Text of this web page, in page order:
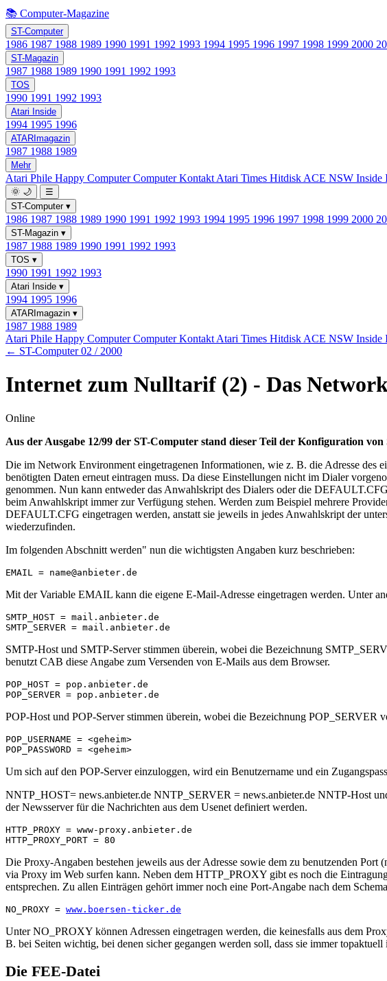
📚 Computer-Magazine
ST-Computer
1986 1987 1988 1989 1990 1991 1992 1993 1994 1995 1996 1997 1998 1999 2000
ST-Magazin
1987 1988 1989 1990 1991 1992 1993
TOS
1990 1991 1992 1993
Atari Inside
1994 1995 1996
ATARImagazin
1987 1988 1989
Mehr
Atari Phile Happy ComputerComputer Kontakt Atari Times Hitdisk ACE NSW Inside
🌞 🌙
☰
ST-Computer ▾
1986 1987 1988 1989 1990 1991 1992 1993 1994 1995 1996 1997 1998 1999 2000
ST-Magazin ▾
1987 1988 1989 1990 1991 1992 1993
TOS ▾
1990 1991 1992 1993
Atari Inside ▾
1994 1995 1996
ATARImagazin ▾
1987 1988 1989
Atari Phile Happy ComputerComputer Kontakt Atari Times Hitdisk ACE NSW Inside
← ST-Computer 02 / 2000
Internet zum Nulltarif (2) - Das
Online
Aus der Ausgabe 12/99 der ST-Computer stand dieser Teil der Konfiguration von
Die im Network Environment eingetragenen Informationen, wie z. B. die Adresse des
benötigten Daten erneut eintragen muss. Da diese Einstellungen nicht im Dialer
genommen. Nun kann entweder das Anwahlskript des Dialers oder die
beim Anwahlskript immer zur Verfügung stehen. Werden zum Beispiel mehrere
DEFAULT.CFG eingetragen werden, anstatt sie jeweils in jedes Anwahlskript der
wiederzufinden.
Im folgenden Abschnitt werden" nun die wichtigsten Angaben kurz beschrieben:
Mit der Variable EMAIL kann die eigene E-Mail-Adresse eingetragen werden. Unter
SMTP_HOST = mail.anbieter.de
SMTP-Host und SMTP-Server stimmen überein, wobei die Bezeichnung
benutzt CAB diese Angabe zum Versenden von E-Mails aus dem Browser.
POP_HOST = pop.anbieter.de
POP-Host und POP-Server stimmen überein, wobei die Bezeichnung
POP_USERNAME = <geheim>
Um sich auf den POP-Server einzuloggen, wird ein Benutzername und ein
NNTP_HOST= news.anbieter.de NNTP_SERVER = news.anbieter.de NNTP-Host
der Newsserver für die Nachrichten aus dem Usenet definiert werden.
HTTP_PROXY = www-proxy.anbieter.de
Die Proxy-Angaben bestehen jeweils aus der Adresse sowie dem zu benutzenden
via Proxy im Web surfen kann. Neben dem HTTP_PROXY gibt es noch die
entsprechen. Zu allen Einträgen gehört immer noch eine Port-Angabe nach dem
NO_PROXY = www.boersen-ticker.de
Unter NO_PROXY können Adressen eingetragen werden, die keinesfalls aus dem
B. bei Seiten wichtig, bei denen sicher gegangen werden soll, dass sie immer
Die FEE-Datei